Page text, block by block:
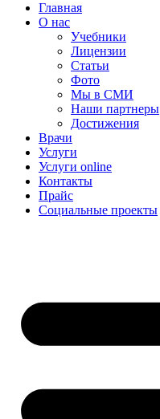
Главная
О нас
Учебники
Лицензии
Статьи
Фото
Мы в СМИ
Наши партнеры
Достижения
Врачи
Услуги
Услуги online
Контакты
Прайс
Социальные проекты